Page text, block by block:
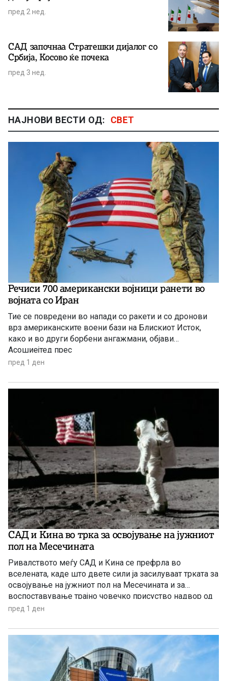
пред 2 нед.
САД започнаа Стратешки дијалог со
Србија, Косово ќе почека
пред 3 нед.
НАЈНОВИ ВЕСТИ ОД: СВЕТ
Речиси 700 американски војници ранети во
војната со Иран
Тие се повредени во напади со ракети и со дронови
врз американските воени бази на Блискиот Исток,
како и во други борбени ангажмани, објави
Асошиејтед прес
пред 1 ден
САД и Кина во трка за освојување на јужниот
пол на Месечината
Ривалството меѓу САД и Кина се префрла во
вселената, каде што двете сили ја засилуваат трката за
освојување на јужниот пол на Месечината и за
воспоставување трајно човечко присуство надвор од
Земјата.
пред 1 ден